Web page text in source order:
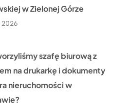
w Zielonej Górze
szafę biurową z
na drukarkę i dokumenty
nieruchomości w